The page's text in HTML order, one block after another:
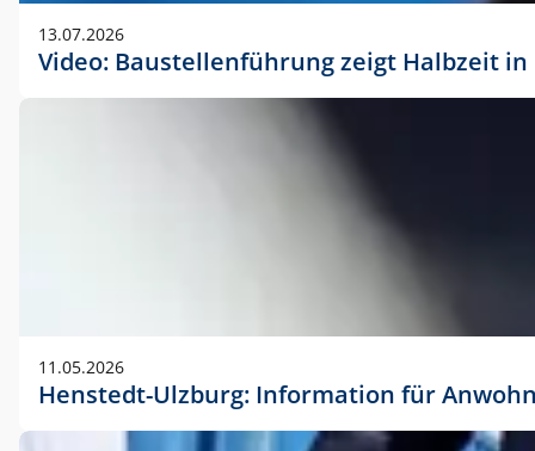
13.07.2026
Video: Baustellenführung zeigt Halbzeit
11.05.2026
Henstedt-Ulzburg: Information für